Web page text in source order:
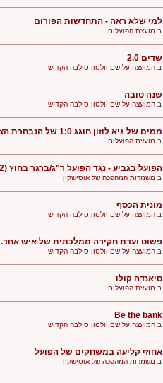
למי שלא ראה - התחדשות הפורום
ב מועצת הפועלים
שדים 2.0
ב המועצה על שם וולטון סילבה הקדוש
שנה טובה
ב המועצה על שם וולטון סילבה הקדוש
ממים של גיא לוזון חוגג 1:0 של הנבחרת הצעירה על אנגליה
ב מועצת הפועלים
הפועל בגביע - נגד הפועל ר"ג/ברגר בחוץ (21-22 באוקטובר)
ב משמרות המהפכה של אוסישקין
מונית הכסף
ב המועצה על שם וולטון סילבה הקדוש
פשוט ועדת חקירה ממלכתית של איש אחד.
ב המועצה על שם וולטון סילבה הקדוש
סיאנדה קולו
ב מועצת הפועלים
Be the bank
ב המועצה על שם וולטון סילבה הקדוש
אחוזי קליעה במשחקים של הפועל
ב משמרות המהפכה של אוסישקין